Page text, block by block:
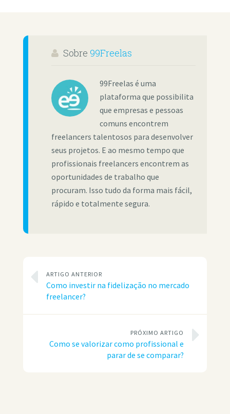
Sobre 99Freelas
99Freelas é uma
plataforma que possibilita
que empresas e pessoas
comuns encontrem
freelancers talentosos para desenvolver
seus projetos. E ao mesmo tempo que
profissionais freelancers encontrem as
oportunidades de trabalho que
procuram. Isso tudo da forma mais fácil,
rápido e totalmente segura.
ARTIGO ANTERIOR
Como investir na fidelização no mercado
freelancer?
PRÓXIMO ARTIGO
Como se valorizar como profissional e
parar de se comparar?